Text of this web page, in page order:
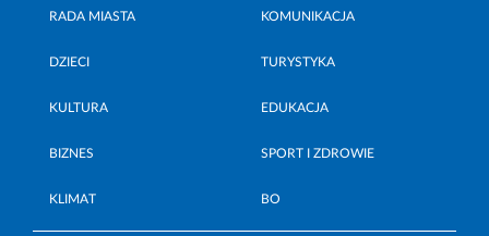
RADA MIASTA KOMUNIKACJA
DZIECI TURYSTYKA
KULTURA EDUKACJA
BIZNES SPORT I ZDROWIE
KLIMAT BO